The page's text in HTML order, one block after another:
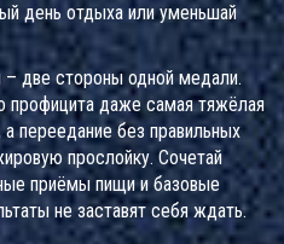
день отдыха или уменьшай
– две стороны одной медали.
профицита даже самая тяжёлая
переедание без правильных
прослойку. Сочетай
приёмы пищи и базовые
не заставят себя ждать.